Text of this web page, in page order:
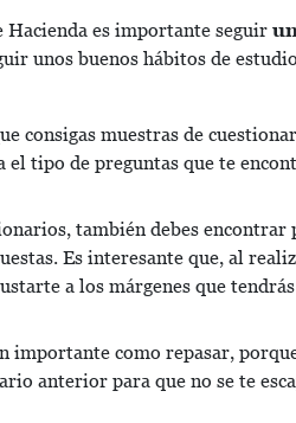
es importante seguir
unos buenos hábitos de
consigas muestras de
tipo de preguntas que te
también debes encontrar
Es interesante que, al
a los márgenes que
importante como repasar,
anterior para que no se te